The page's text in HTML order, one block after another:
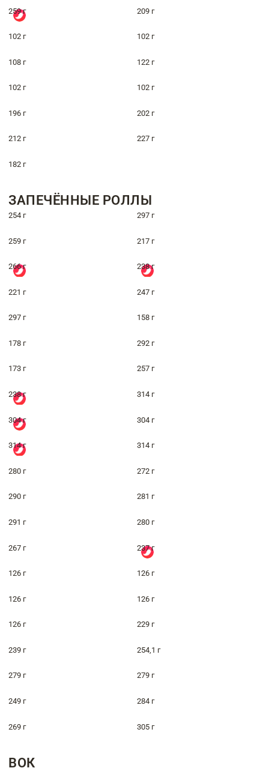
259 г 209 г
102 г 102 г
108 г 122 г
102 г 102 г
196 г 202 г
212 г 227 г
182 г
ЗАПЕЧЁННЫЕ РОЛЛЫ
254 г 297 г
259 г 217 г
266 г 238 г
221 г 247 г
297 г 158 г
178 г 292 г
173 г 257 г
238 г 314 г
304 г 304 г
314 г 314 г
280 г 272 г
290 г 281 г
291 г 280 г
267 г 237 г
126 г 126 г
126 г 126 г
126 г 229 г
239 г 254,1 г
279 г 279 г
249 г 284 г
269 г 305 г
ВОК